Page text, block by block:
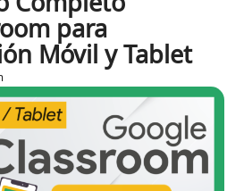
para
Móvil y Tablet